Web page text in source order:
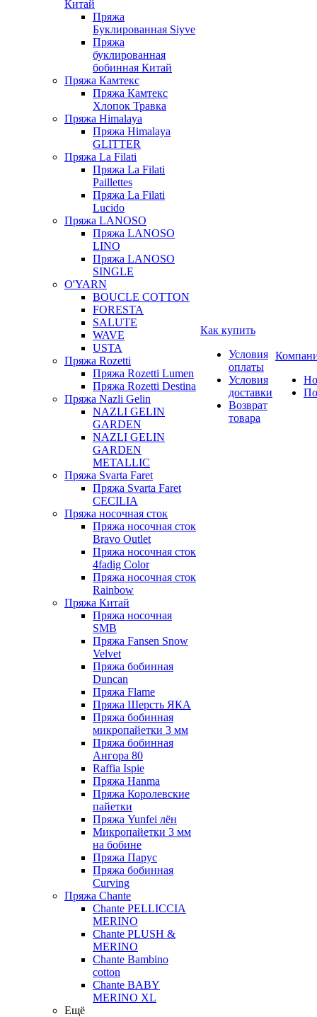
Китай
Пряжа
Буклированная Siyve
Пряжа
буклированная
бобинная Китай
Пряжа Камтекс
Пряжа Камтекс
Хлопок Травка
Пряжа Himalaya
Пряжа Himalaya
GLITTER
Пряжа La Filati
Пряжа La Filati
Paillettes
Пряжа La Filati
Lucido
Пряжа LANOSO
Пряжа LANOSO
LINO
Пряжа LANOSO
SINGLE
O'YARN
BOUCLE COTTON
FORESTA
SALUTE
WAVE
USTA
Пряжа Rozetti
Пряжа Rozetti Lumen
Пряжа Rozetti Destina
Пряжа Nazli Gelin
NAZLI GELIN
GARDEN
NAZLI GELIN
GARDEN
METALLIC
Пряжа Svarta Faret
Пряжа Svarta Faret
CECILIA
Пряжа носочная сток
Пряжа носочная сток
Bravo Outlet
Пряжа носочная сток
4fadig Color
Пряжа носочная сток
Rainbow
Пряжа Китай
Пряжа носочная
SMB
Пряжа Fansen Snow
Velvet
Пряжа бобинная
Duncan
Пряжа Flame
Пряжа Шерсть ЯКА
Пряжа бобинная
микропайетки 3 мм
Пряжа бобинная
Ангора 80
Raffia Ispie
Пряжа Hanma
Пряжа Королевские
пайетки
Пряжа Yunfei лён
Микропайетки 3 мм
на бобине
Пряжа Парус
Пряжа бобинная
Curving
Пряжа Chante
Chante PELLICCIA
MERINO
Chante PLUSH &
MERINO
Chante Bambino
cotton
Chante BABY
MERINO XL
Ещё
Как купить
Условия
оплаты
Условия
доставки
Возврат
товара